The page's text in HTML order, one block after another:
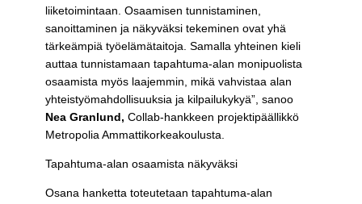
liiketoimintaan. Osaamisen tunnistaminen,
sanoittaminen ja näkyväksi tekeminen ovat yhä
tärkeämpiä työelämätaitoja. Samalla yhteinen kieli
auttaa tunnistamaan tapahtuma-alan monipuolista
osaamista myös laajemmin, mikä vahvistaa alan
yhteistyömahdollisuuksia ja kilpailukykyä”, sanoo
Nea Granlund, Collab-hankkeen projektipäällikkö
Metropolia Ammattikorkeakoulusta.
Tapahtuma-alan osaamista näkyväksi
Osana hanketta toteutetaan tapahtuma-alan